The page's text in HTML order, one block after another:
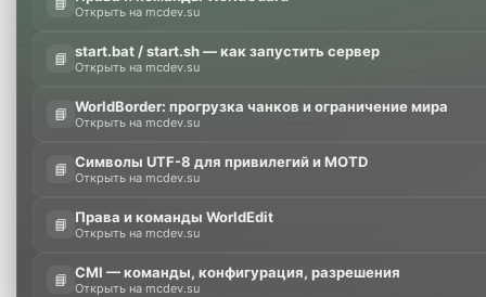
Открыть на mcdev.su
📘 start.bat / start.sh — как запустить сервер
Открыть на mcdev.su
📘 WorldBorder: прогрузка чанков и ограничение мира
Открыть на mcdev.su
📘 Символы UTF-8 для привилегий и MOTD
Открыть на mcdev.su
📘 Права и команды WorldEdit
Открыть на mcdev.su
📘 CMI — команды, конфигурация, разрешения
Открыть на mcdev.su